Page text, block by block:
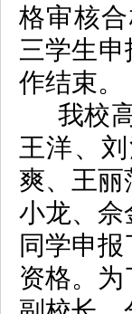
格审核
三学生申
作结束。
我校
王洋、
爽、王
小龙、佘
同学申报
资格。